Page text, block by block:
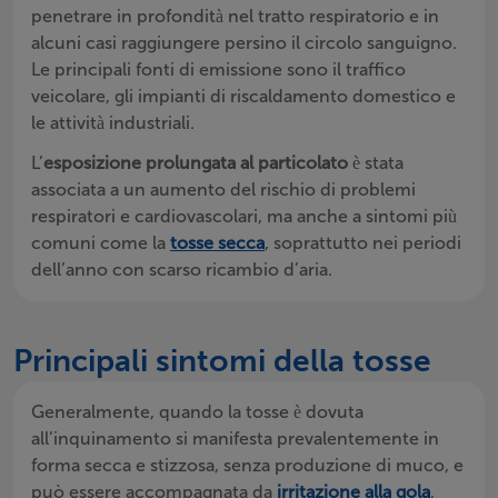
penetrare in profondità nel tratto respiratorio e in
alcuni casi raggiungere persino il circolo sanguigno.
Le principali fonti di emissione sono il traffico
veicolare, gli impianti di riscaldamento domestico e
le attività industriali.
L’esposizione prolungata al particolato è stata
associata a un aumento del rischio di problemi
respiratori e cardiovascolari, ma anche a sintomi più
comuni come la tosse secca, soprattutto nei periodi
dell’anno con scarso ricambio d’aria.
Principali sintomi della tosse
Generalmente, quando la tosse è dovuta
all’inquinamento si manifesta prevalentemente in
forma secca e stizzosa, senza produzione di muco, e
può essere accompagnata da irritazione alla gola,